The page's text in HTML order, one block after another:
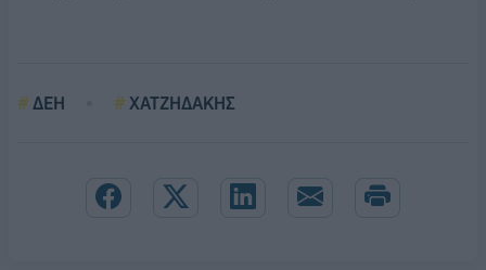
ΔΕΗ ΧΑΤΖΗΔΑΚΗΣ